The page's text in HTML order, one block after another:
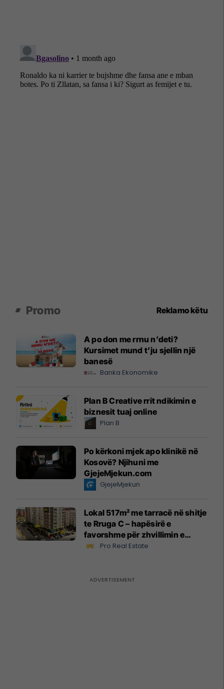
Promo Reklamo këtu
A po don me rrnu n’deti?
Kursimet mund t’ju sjellin një
banesë
Banka Ekonomike
Plan B Creative rrit ndikimin e
biznesit tuaj online
Plan B
Po kërkoni mjek apo klinikë në
Kosovë? Njihuni me
GjejeMjekun.com
GjejeMjekun
Lokal 517m² me tarracë në shitje
te Rruga C – hapësirë e
favorshme për zhvillimin e
biznesit #15796
Pro Real Estate